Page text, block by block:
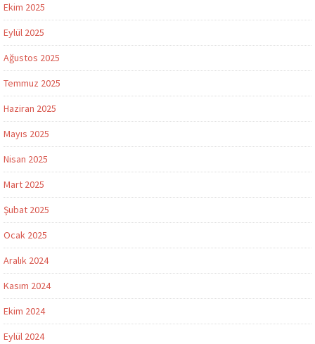
Ekim 2025
Eylül 2025
Ağustos 2025
Temmuz 2025
Haziran 2025
Mayıs 2025
Nisan 2025
Mart 2025
Şubat 2025
Ocak 2025
Aralık 2024
Kasım 2024
Ekim 2024
Eylül 2024